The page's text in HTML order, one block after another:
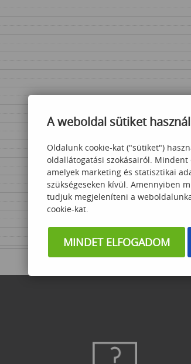
A weboldal sütiket használ
Oldalunk cookie-kat ("sütiket")
oldallátogatási szokásairól. Mindent
amelyek marketing és statisztikai
szükségeseken kívül. Amennyiben
tudjuk megjeleníteni a
cookie-kat.
MINDET ELFOGADOM